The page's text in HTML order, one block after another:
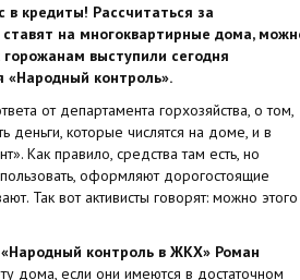
кредиты! Рассчитаться за
на многоквартирные дома,
выступили сегодня
«Народный контроль».
от департамента горхозяйства, о том,
деньги, которые числятся на доме, и в
Как правило, средства там есть, но
оформляют дорогостоящие
Так вот активисты говорят: можно этого
контроль в ЖКХ» Роман
дома, если они имеются в достаточном